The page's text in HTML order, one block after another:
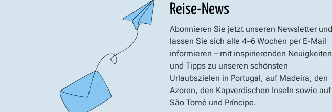
Reise-News
Abonnieren Sie jetzt unseren Newsletter und
lassen Sie sich alle 4–6 Wochen per E-Mail
informieren – mit inspirierenden Neuigkeiten
und Tipps zu unseren schönsten
Urlaubszielen in Portugal, auf Madeira, den
Azoren, den Kapverdischen Inseln sowie auf
São Tomé und Príncipe.